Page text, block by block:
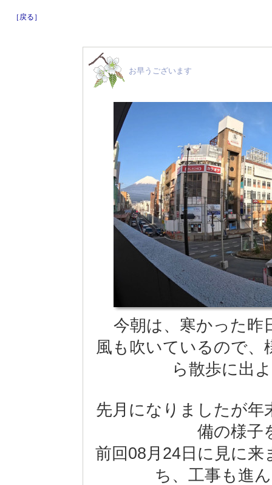
［戻る］
お早うございます
今朝は、寒かった昨
風も吹いているので、
ら散歩に出
先月になりましたが年
備の様子
前回08月24日に見に
ち、工事も進